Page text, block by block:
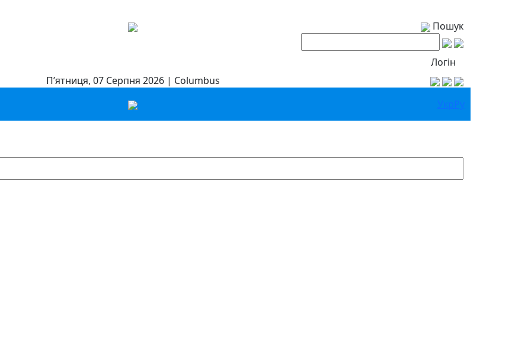
Пошук
Логін
П’ятниця, 07 Серпня 2026 | Columbus
УкрРу